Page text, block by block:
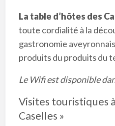
La table d’hôtes des
toute cordialité à la
gastronomie
produits du produits du
Le Wifi est disponible
Visites touristiques
Caselles »